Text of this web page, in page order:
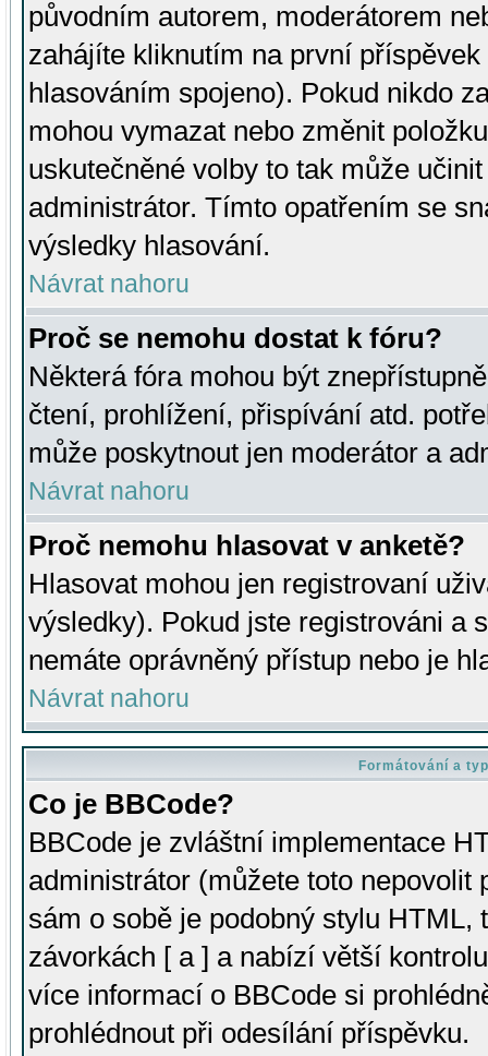
původním autorem, moderátorem
zahájíte kliknutím na první
hlasováním spojeno). Pokud nikdo
mohou vymazat nebo změnit
uskutečněné volby to tak může
administrátor. Tímto opatřením se
výsledky hlasování.
Návrat nahoru
Proč se nemohu dostat k fóru?
Některá fóra mohou být
čtení, prohlížení, přispívání atd.
může poskytnout jen moderátor a
Návrat nahoru
Proč nemohu hlasovat v anketě?
Hlasovat mohou jen registrovaní
výsledky). Pokud jste registrováni a
nemáte oprávněný přístup nebo je
Návrat nahoru
Formátování a
Co je BBCode?
BBCode je zvláštní implementace
administrátor (můžete toto
sám o sobě je podobný stylu HTML,
závorkách [ a ] a nabízí větší
více informací o BBCode si
prohlédnout při odesílání příspěvku.